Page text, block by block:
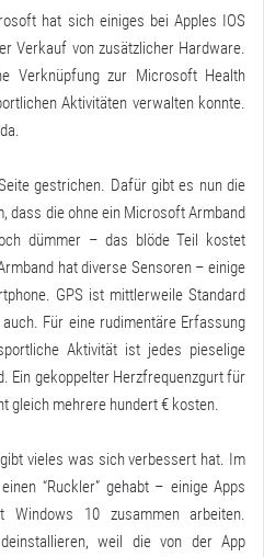
hat sich einiges bei Apples IOS
Verkauf von zusätzlicher Hardware.
Verknüpfung zur Microsoft Health
Aktivitäten verwalten konnte.
gestrichen. Dafür gibt es nun die
dass die ohne ein Microsoft Armband
dümmer – das blödeTeil kostet
hat diverse Sensoren – einige
GPS ist mittlerweile Standard
Für eine rudimentäre Erfassung
Aktivität ist jedes pieselige
Ein gekoppelter Herzfrequenzgurt für
gleich mehrere hundert € kosten.
vieles was sich verbessert hat. Im
“Ruckler” gehabt – einige Apps
10 zusammen arbeiten.
weil die von der App